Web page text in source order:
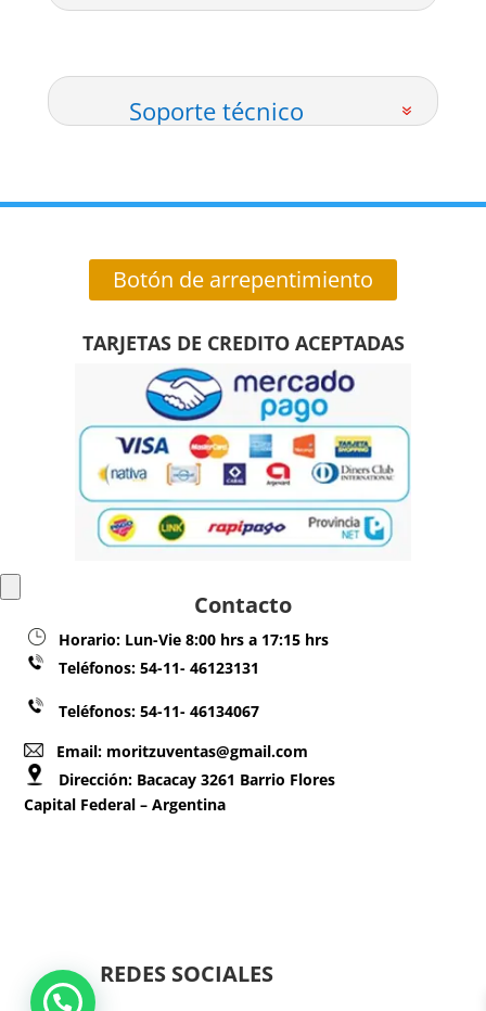
Soporte técnico
Botón de arrepentimiento
TARJETAS DE CREDITO ACEPTADAS
Contacto
Horario: Lun-Vie 8:00 hrs a 17:15 hrs
Teléfonos: 54-11- 46123131
Teléfonos: 54-11- 46134067
Email: moritzuventas@gmail.com
Dirección:Bacacay 3261 Barrio Flores
Capital Federal – Argentina
REDES SOCIALES